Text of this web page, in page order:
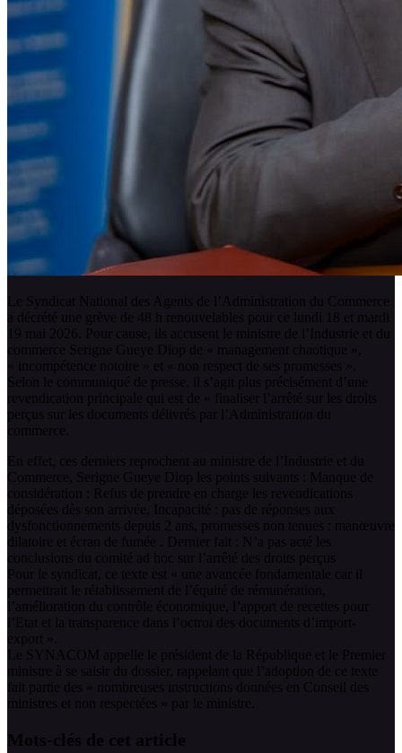
Le Syndicat National des Agents de l’Administration du Commerce
a décrété une grève de 48 h renouvelables pour ce lundi 18 et mardi
19 mai 2026. Pour cause, ils accusent le ministre de l’Industrie et du
commerce Serigne Gueye Diop de « management chaotique »,
« incompétence notoire » et « non respect de ses promesses ».
Selon le communiqué de presse, il s’agit plus précisément d’une
revendication principale qui est de « finaliser l’arrêté sur les droits
perçus sur les documents délivrés par l’Administration du
commerce.
En effet, ces derniers reprochent au ministre de l’Industrie et du
Commerce, Serigne Gueye Diop les points suivants : Manque de
considération : Refus de prendre en charge les revendications
déposées dès son arrivée, Incapacité : pas de réponses aux
dysfonctionnements depuis 2 ans, promesses non tenues : manœuvre
dilatoire et écran de fumée . Dernier fait : N’a pas acté les
conclusions du comité ad hoc sur l’arrêté des droits perçus
Pour le syndicat, ce texte est « une avancée fondamentale car il
permettrait le rétablissement de l’équité de rémunération,
l’amélioration du contrôle économique, l’apport de recettes pour
l’Etat et la transparence dans l’octroi des documents d’import-
export ».
Le SYNACOM appelle le président de la République et le Premier
ministre à se saisir du dossier, rappelant que l’adoption de ce texte
fait partie des « nombreuses instructions données en Conseil des
ministres et non respectées » par le ministre.
Mots-clés de cet article